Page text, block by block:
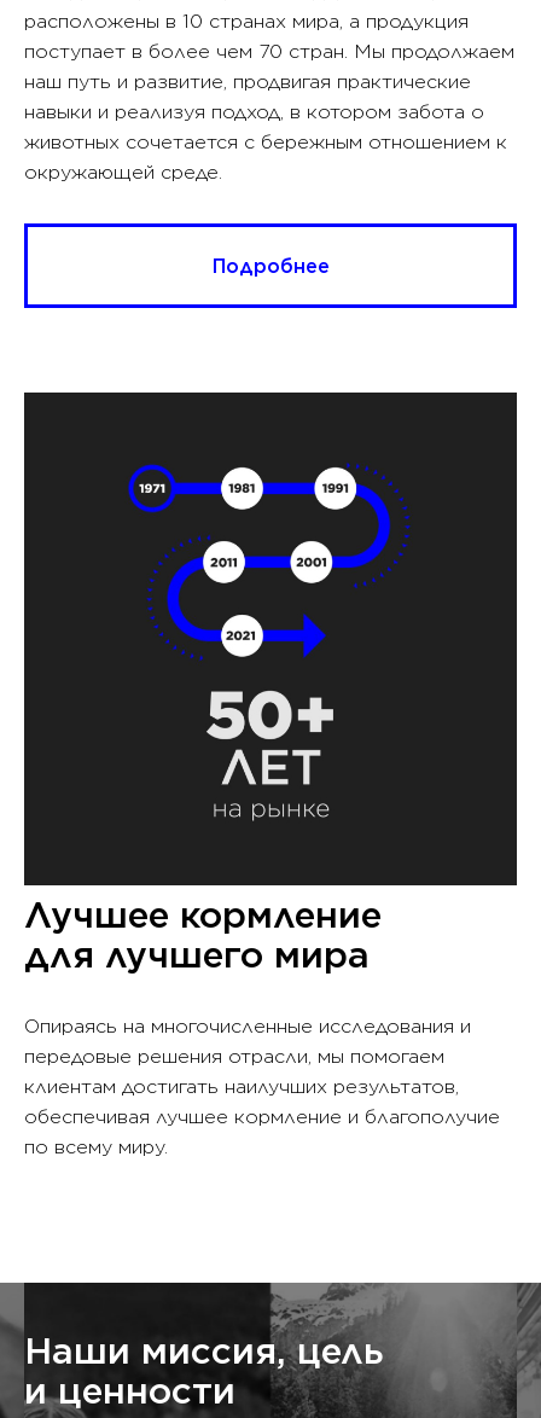
расположены в 10 странах мира, а продукция
поступает в более чем 70 стран. Мы продолжаем
наш путь и развитие, продвигая практические
навыки и реализуя подход, в котором забота о
животных сочетается с бережным отношением к
окружающей среде.
Подробнее
Лучшее кормление
для лучшего мира
Опираясь на многочисленные исследования и
передовые решения отрасли, мы помогаем
клиентам достигать наилучших результатов,
обеспечивая лучшее кормление и благополучие
по всему миру.
Наши миссия, цель
и ценности